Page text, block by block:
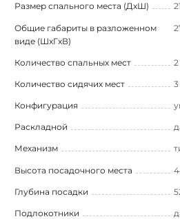
Размер спального места (ДxШ)
Общие габариты в разложенном
виде (ШxГxВ)
Количество спальных мест 2
Количество сидячих мест 3
Конфигурация
Раскладной
Механизм
Высота посадочного места
Глубина посадки
Подлокотники